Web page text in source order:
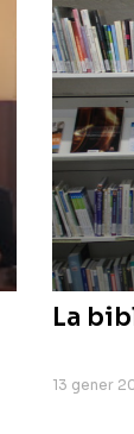
La
13 gener